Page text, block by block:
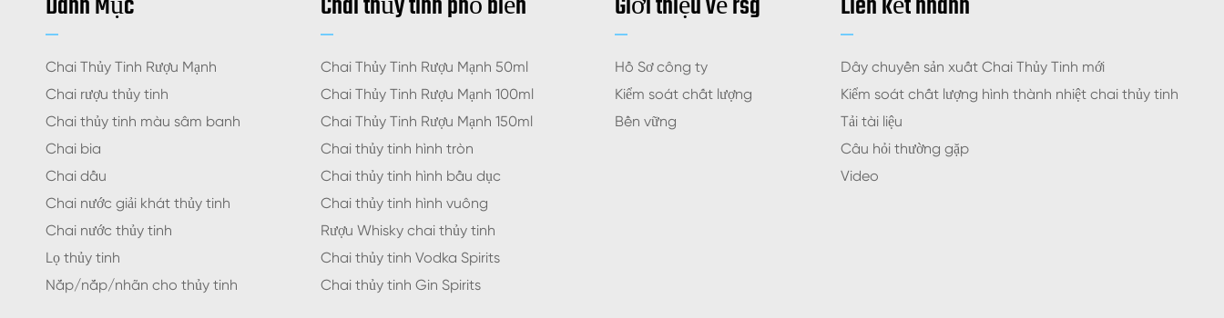
Chai Thủy Tinh Rượu Mạnh
Chai rượu thủy tinh
Chai thủy tinh màu sâm banh
Chai bia
Chai dầu
Chai nước giải khát thủy tinh
Chai nước thủy tinh
Lọ thủy tinh
Nắp/nắp/nhãn cho thủy tinh
Chai Thủy Tinh Rượu Mạnh 50ml
Chai Thủy Tinh Rượu Mạnh 100ml
Chai Thủy Tinh Rượu Mạnh 150ml
Chai thủy tinh hình tròn
Chai thủy tinh hình bầu dục
Chai thủy tinh hình vuông
Rượu Whisky chai thủy tinh
Chai thủy tinh Vodka Spirits
Chai thủy tinh Gin Spirits
Hồ Sơ công ty
Kiểm soát chất lượng
Bền vững
Dây chuyền sản xuất Chai Thủy Tinh mới
Kiểm soát chất lượng hình thành nhiệt chai thủy tinh
Tải tài liệu
Câu hỏi thường gặp
Video